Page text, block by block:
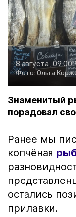
8 августа , 09:00
Фото: Ольга
Знаменитый
порадовал
Ранее мы
копчёная
остались
прилавки.